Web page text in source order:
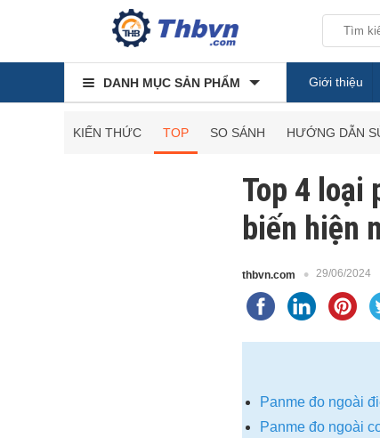
DANH MỤC SẢN PHẨM Giới thiệu
KIẾN THỨC TOP SO SÁNH HƯỚNG DẪN
Top 4 loại
biến hiện
thbvn.com 29/06/2024
Panme đo ngoài
Panme đo ngoài